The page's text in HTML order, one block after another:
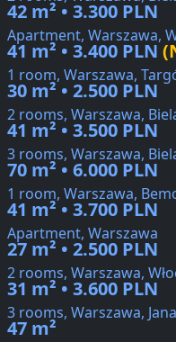
42 m² • 3.300 PLN
Apartment, Warszawa,
41 m² • 3.400 PLN
1 room, Warszawa,
30 m² • 2.500 PLN
2 rooms, Warszawa,
41 m² • 3.500 PLN
3 rooms, Warszawa,
70 m² • 6.000 PLN
1 room, Warszawa,
41 m² • 3.700 PLN
Apartment, Warszawa
27 m² • 2.500 PLN
2 rooms, Warszawa,
31 m² • 3.600 PLN
3 rooms, Warszawa,
47 m²